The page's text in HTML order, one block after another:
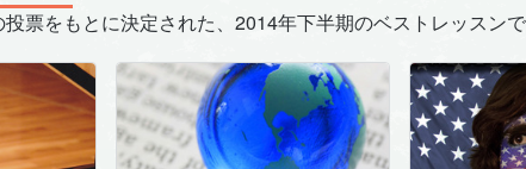
票をもとに決定された、2014年下半期のベストレッスンで